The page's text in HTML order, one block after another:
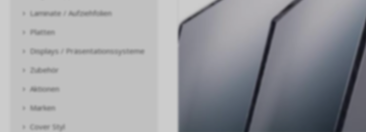
Laminate / Aufziehfolien
Platten
Displays / Präsentationssysteme
Zubehör
Aktionen
Marken
Cover Styl